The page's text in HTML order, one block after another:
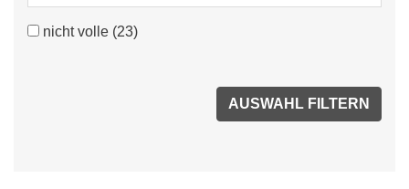
nicht volle (23)